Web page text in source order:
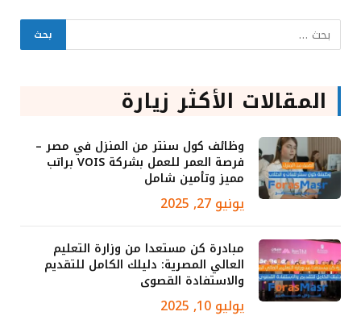
المقالات الأكثر زيارة
وظائف كول سنتر من المنزل في مصر –
فرصة العمر للعمل بشركة VOIS براتب
مميز وتأمين شامل
يونيو 27, 2025
مبادرة كن مستعدا من وزارة التعليم
العالي المصرية: دليلك الكامل للتقديم
والاستفادة القصوى
يوليو 10, 2025